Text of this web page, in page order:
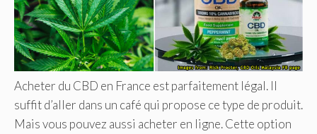
Acheter du CBD en France est parfaitement légal. Il
suffit d’aller dans un café qui propose ce type de produit.
Mais vous pouvez aussi acheter en ligne. Cette option